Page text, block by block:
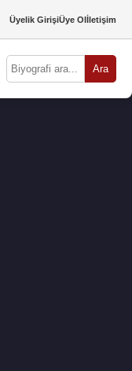
Üyelik GirişiÜye Olİletişim
Ara